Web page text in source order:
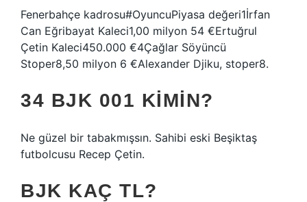
Fenerbahçe kadrosu#OyuncuPiyasa değeri1İrfan
Can Eğribayat Kaleci1,00 milyon 54 €Ertuğrul
Çetin Kaleci450.000 €4Çağlar Söyüncü
Stoper8,50 milyon 6 €Alexander Djiku, stoper8.
34 BJK 001 KIMIN?
Ne güzel bir tabakmışsın. Sahibi eski Beşiktaş
futbolcusu Recep Çetin.
BJK KAÇ TL?